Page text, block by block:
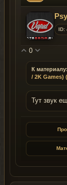
ID:
0
К материалу:
/ 2K Games)
Тут звук